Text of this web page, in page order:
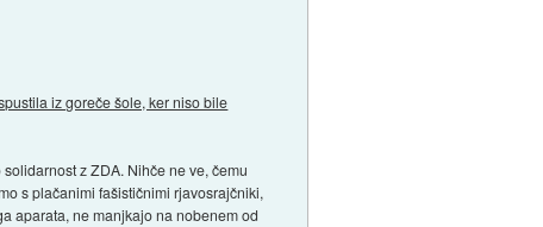
iz goreče šole, ker niso bile
z ZDA. Nihče ne ve, čemu
s plačanimi fašističnimi rjavosrajčniki,
aparata, ne manjkajo na nobenem od